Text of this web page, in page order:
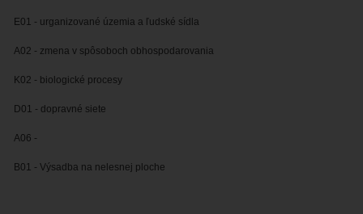
E01 - urganizované územia a ľudské sídla
A02 - zmena v spôsoboch obhospodarovania
K02 - biologické procesy
D01 - dopravné siete
A06 -
B01 - Výsadba na nelesnej ploche